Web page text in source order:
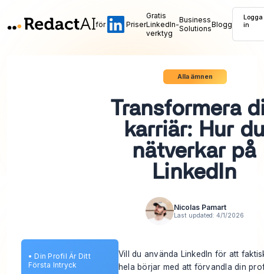
för Priser
Gratis
LinkedIn-
verktyg
Business
SolutionsBlogg
Logga
in
Alla ämnen
Transformera
karriär: Hur
nätverkar på
LinkedIn
Nicolas Pamart
Last updated: 4/1/2026
• Din Profil Är Ditt
Första Intryck
Vill du använda LinkedIn för att
hela börjar med att förvandla din